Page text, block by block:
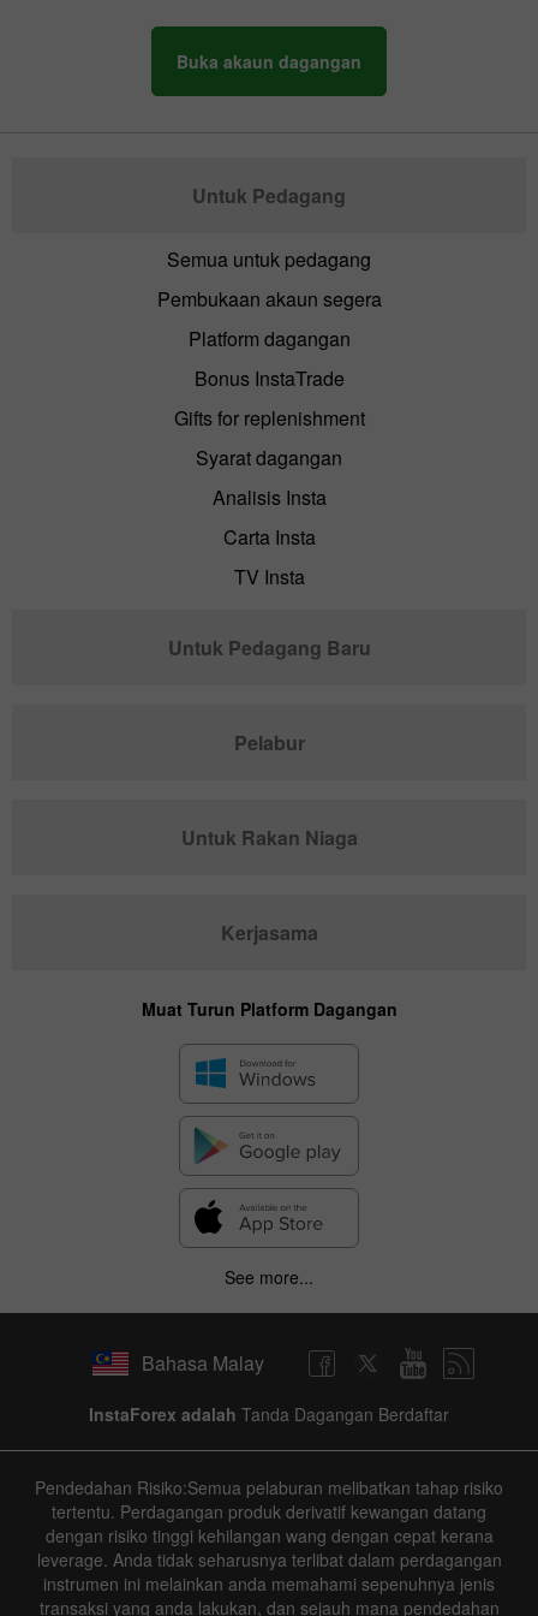
Buka akaun dagangan
Untuk Pedagang
Semua untuk pedagang
Pembukaan akaun segera
Platform dagangan
Bonus InstaTrade
Gifts for replenishment
Syarat dagangan
Analisis Insta
Carta Insta
TV Insta
Untuk Pedagang Baru
Pelabur
Untuk Rakan Niaga
Kerjasama
Muat Turun Platform Dagangan
See more...
Bahasa Malay
InstaForex adalah Tanda Dagangan Berdaftar
Pendedahan Risiko:Semua pelaburan melibatkan tahap risiko
tertentu. Perdagangan produk derivatif kewangan datang
dengan risiko tinggi kehilangan wang dengan cepat kerana
leverage. Anda tidak seharusnya terlibat dalam perdagangan
instrumen ini melainkan anda memahami sepenuhnya jenis
transaksi yang anda lakukan, dan sejauh mana pendedahan